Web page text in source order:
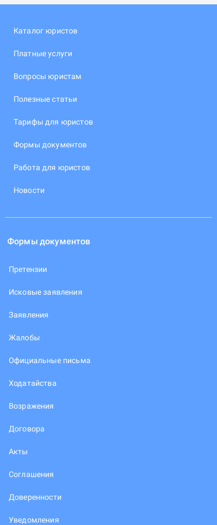
Каталог юристов
Платные услуги
Вопросы юристам
Полезные статьи
Тарифы для юристов
Формы документов
Работа для юристов
Новости
Формы документов
Претензии
Исковые заявления
Заявления
Жалобы
Официальные письма
Ходатайства
Возражения
Договора
Акты
Соглашения
Доверенности
Уведомления